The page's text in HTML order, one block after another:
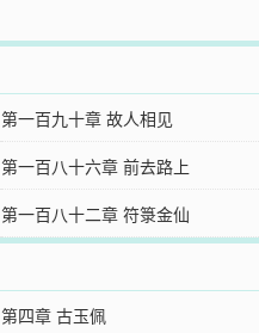
第一百九十章 故人相见
第一百八十六章 前去路上
第一百八十二章 符箓金仙
第四章 古玉佩